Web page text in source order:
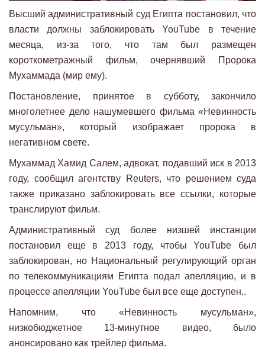
Высший административный суд Египта постановил, что
власти должны заблокировать YouTube в течение
месяца, из-за того, что там был размещен
короткометражный фильм, очернявший Пророка
Мухаммада (мир ему).
Постановление, принятое в субботу, закончило
многолетнее дело нашумевшего фильма «Невинность
мусульман», который изображает пророка в
негативном свете.
Мухаммад Хамид Салем, адвокат, подавший иск в 2013
году, сообщил агентству Reuters, что решением суда
также приказано заблокировать все ссылки, которые
транслируют фильм.
Административный суд более низшей инстанции
постановил еще в 2013 году, чтобы YouTube был
заблокирован, но Национальный регулирующий орган
по телекоммуникациям Египта подал апелляцию, и в
процессе апелляции YouTube был все еще доступен..
Напомним, что «Невинность мусульман»,
низкобюджетное 13-минутное видео, было
анонсировано как трейлер фильма.